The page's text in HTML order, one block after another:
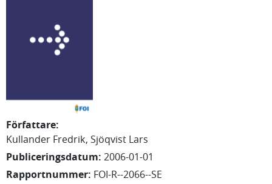
Författare:
Kullander Fredrik Sjöqvist Lars
Publiceringsdatum: 2006-01-01
Rapportnummer: FOI-R--2066--SE